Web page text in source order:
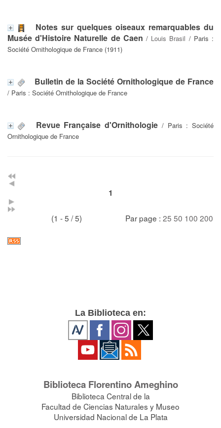
Notes sur quelques oiseaux remarquables du
Musée d'Histoire Naturelle de Caen / Louis Brasil / Paris :
Société Ornithologique de France (1911)
Bulletin de la Société Ornithologique de France
/ Paris : Société Ornithologique de France
Revue Française d'Ornithologie / Paris : Société
Ornithologique de France
1
(1 - 5 / 5) Par page : 25 50 100 200
La Biblioteca en:
Biblioteca Florentino Ameghino
Biblioteca Central de la
Facultad de Ciencias Naturales y Museo
Universidad Nacional de La Plata